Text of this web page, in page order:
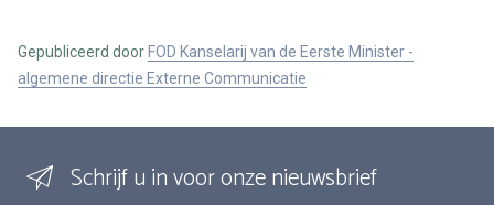
Gepubliceerd door FOD Kanselarij van de Eerste Minister -
algemene directie Externe Communicatie
Schrijf u in voor onze nieuwsbrief